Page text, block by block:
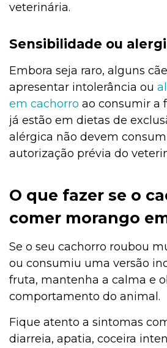
veterinária.
Sensibilidade ou
Embora seja raro, alguns
apresentar intolerância ou
em cachorro ao consumir a
já estão em dietas de
alérgica não devem
autorização prévia do
O que fazer se o
comer morango
Se o seu cachorro roubou
ou consumiu uma versão
fruta, mantenha a calma e
comportamento do animal.
Fique atento a sintomas
diarreia, apatia, coceira